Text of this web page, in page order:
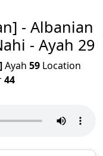
- Albanian
- Ayah 29
Ayah 59Location
44